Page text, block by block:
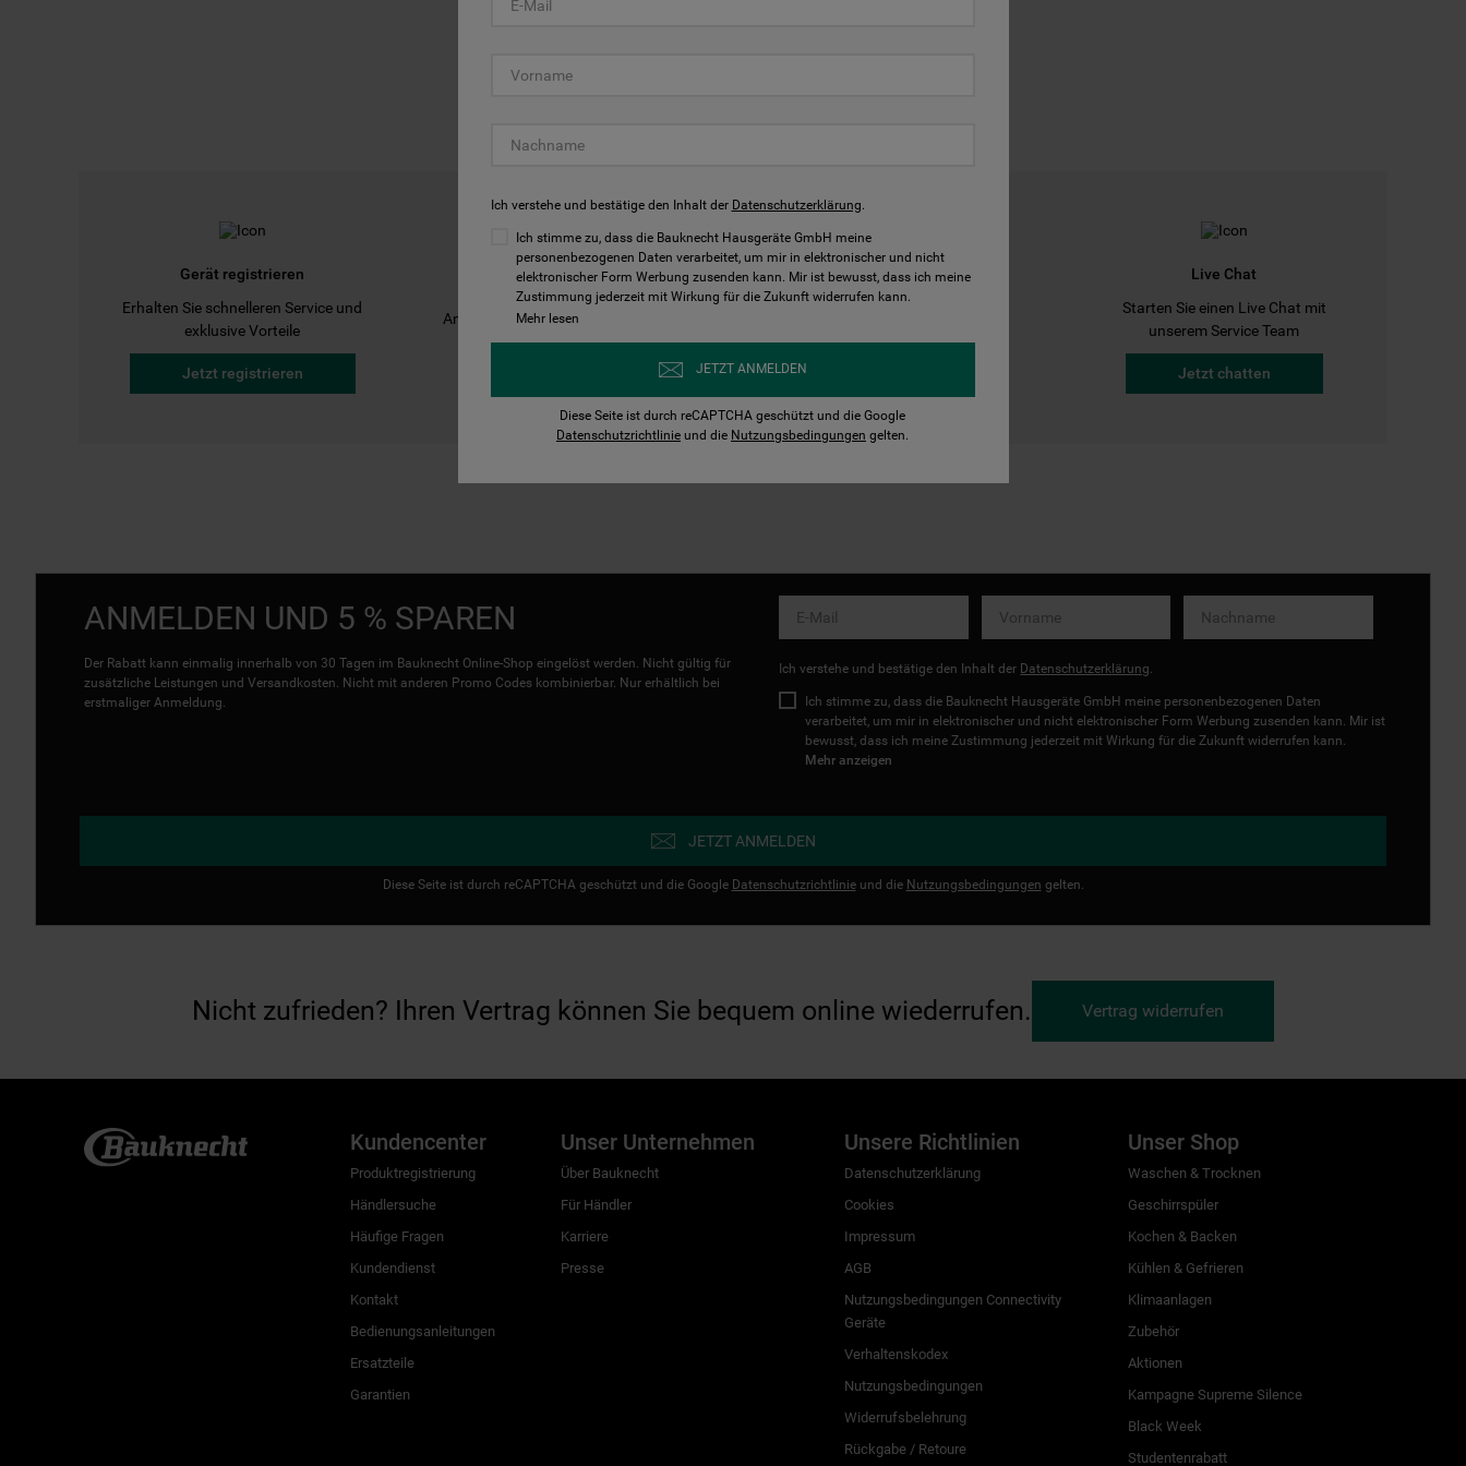
Gerät registrieren
Erhalten Sie schnelleren Service und
exklusive Vorteile
Jetzt registrieren
Bedienungsanleitungen
Anleitungen finden und herunterladen
Kontakt
Live Chat
Starten Sie einen Live Chat mit
unserem Service Team
Jetzt chatten
ANMELDEN UND 5 % SPAREN
Der Rabatt kann einmalig innerhalb von 30 Tagen im Bauknecht Online-Shop eingelöst werden. Nicht gültig für
zusätzliche Leistungen und Versandkosten. Nicht mit anderen Promo Codes kombinierbar. Nur erhältlich bei
erstmaliger Anmeldung.
Ich verstehe und bestätige den Inhalt der Datenschutzerklärung
Ich stimme zu, dass die Bauknecht Hausgeräte GmbH meine personenbezogenen Daten
verarbeitet, um mir in elektronischer und nicht elektronischer Form Werbung zusenden kann. Mir ist
bewusst, dass ich meine Zustimmung jederzeit mit Wirkung für die Zukunft widerrufen kann.
Mehr anzeigen
JETZT ANMELDEN
Diese Seite ist durch reCAPTCHA geschützt und die Google Datenschutzrichtlinieund die Nutzungsbedingungen gelten.
Nicht zufrieden? Ihren Vertrag können Sie bequem online wiederrufen. Vertrag widerrufen
Kundencenter
Produktregistrierung
Händlersuche
Häufige Fragen
Kundendienst
Kontakt
Bedienungsanleitungen
Ersatzteile
Garantien
Unser Unternehmen
Über Bauknecht
Für Händler
Karriere
Presse
Unsere Richtlinien
Datenschutzerklärung
Cookies
Impressum
AGB
Nutzungsbedingungen Connectivity
Geräte
Verhaltenskodex
Nutzungsbedingungen
Widerrufsbelehrung
Rückgabe / Retoure
Unser Shop
Waschen & Trocknen
Geschirrspüler
Kochen & Backen
Kühlen & Gefrieren
Klimaanlagen
Zubehör
Aktionen
Kampagne Supreme Silence
Black Week
Studentenrabatt
Ich verstehe und bestätige den Inhalt der Datenschutzerklärung.
Ich stimme zu, dass die Bauknecht Hausgeräte GmbH meine
personenbezogenen Daten verarbeitet, um mir in elektronischer und nicht
elektronischer Form Werbung zusenden kann. Mir ist bewusst, dass ich meine
Zustimmung jederzeit mit Wirkung für die Zukunft widerrufen kann.
Mehr lesen
JETZT ANMELDEN
Diese Seite ist durch reCAPTCHA geschützt und die Google
Datenschutzrichtlinie und die Nutzungsbedingungen gelten.